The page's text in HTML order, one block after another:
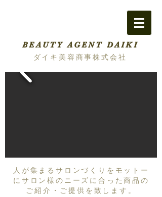
BEAUTY AGENT DAIKI
ダイキ美容商事株式会社
人が集まるサロンづくりをモットー
にサロン様のニーズに合った商品の
ご紹介・ご提供を致します。